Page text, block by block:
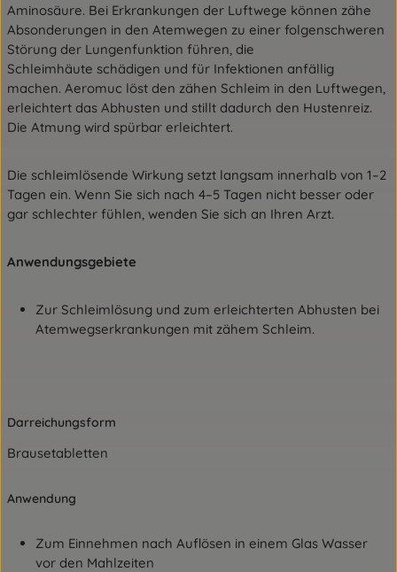
Aminosäure. Bei Erkrankungen der Luftwege können zähe
Absonderungen in den Atemwegen zu einer folgenschweren
Störung der Lungenfunktion führen, die
Schleimhäute schädigen und für Infektionen anfällig
machen. Aeromuc löst den zähen Schleim in den Luftwegen,
erleichtert das Abhusten und stillt dadurch den Hustenreiz.
Die Atmung wird spürbar erleichtert.
Die schleimlösende Wirkung setzt langsam innerhalb von 1–2
Tagen ein. Wenn Sie sich nach 4–5 Tagen nicht besser oder
gar schlechter fühlen, wenden Sie sich an Ihren Arzt.
Anwendungsgebiete
Zur Schleimlösung und zum erleichterten Abhusten bei
Atemwegserkrankungen mit zähem Schleim.
Darreichungsform
Brausetabletten
Anwendung
Zum Einnehmen nach Auflösen in einem Glas Wasser
vor den Mahlzeiten